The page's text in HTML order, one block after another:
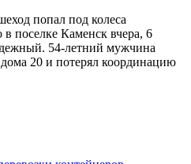
попал под колеса
поселке Каменск вчера, 6
54-летний мужчина
20 и потерял координацию